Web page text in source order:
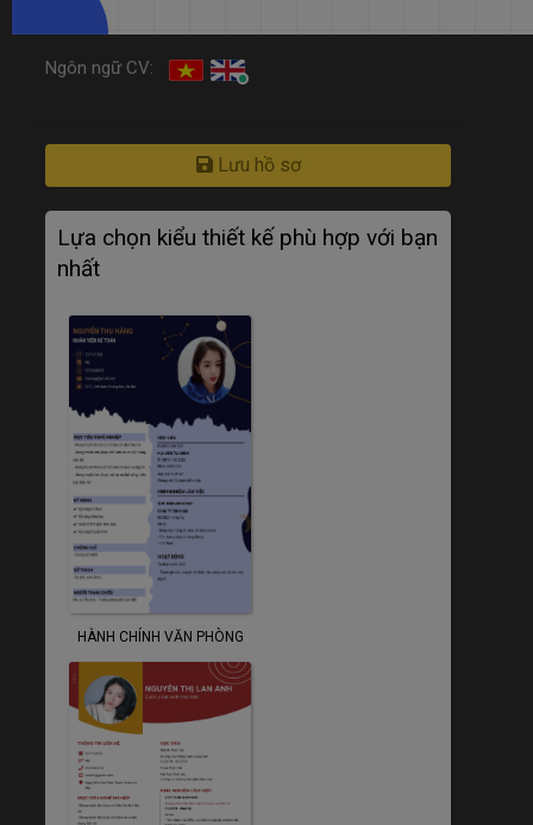
Ngôn ngữ CV:
Lưu hồ sơ
Lựa chọn kiểu thiết kế phù hợp với bạn
nhất
HÀNH CHÍNH VĂN PHÒNG